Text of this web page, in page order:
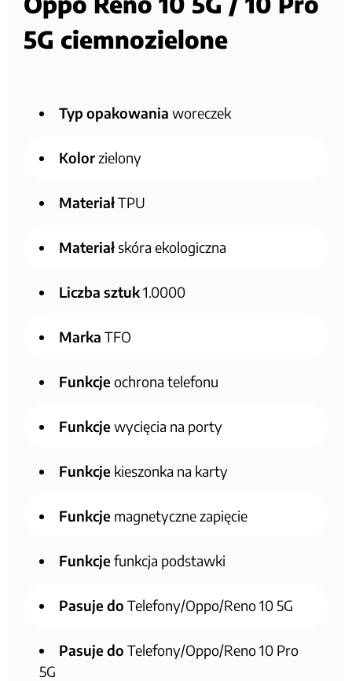
5G ciemnozielone
Typ opakowania woreczek
Kolorzielony
MateriałTPU
Materiałskóra ekologiczna
Liczba sztuk1.0000
Marka TFO
Funkcjeochrona telefonu
Funkcjewycięcia na porty
Funkcje kieszonka na karty
Funkcje magnetyczne zapięcie
Funkcjefunkcja podstawki
Pasuje do Telefony/Oppo/Reno 10 5G
Pasuje do Telefony/Oppo/Reno 10 Pro
5G